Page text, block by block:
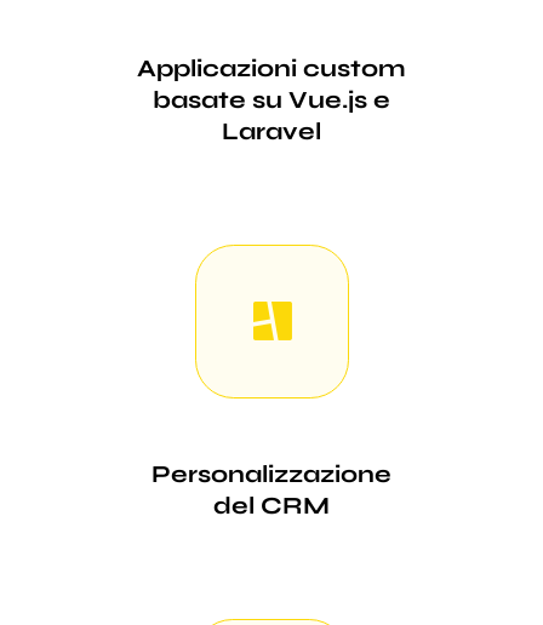
Applicazioni custom
basate su Vue.js e
Laravel
Personalizzazione
del CRM